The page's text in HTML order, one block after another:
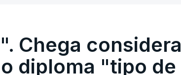
Chega considera
diploma "tipo de